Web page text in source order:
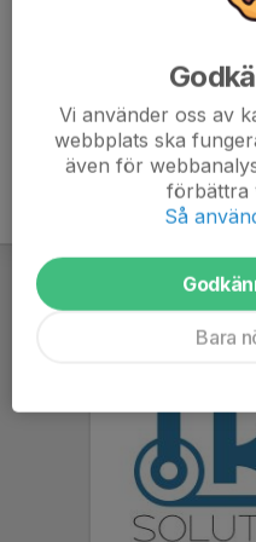
pass i veckan Tisdag och
Tisdag: Klassik Sommar
sparring för dom med
Vi använder oss av
webbplats ska
även för
förbättra
Så
Bara